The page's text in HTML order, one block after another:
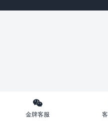
金牌客服